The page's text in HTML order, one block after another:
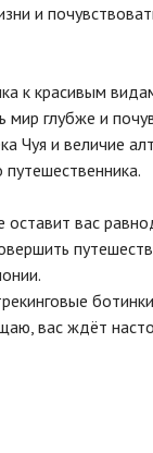
и
к красивым
мир глубже и
Чуя и величие
вас
вас ждёт